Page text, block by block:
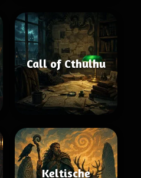
Call of Cthulhu
Keltische